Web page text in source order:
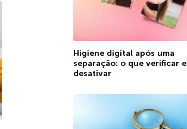
Higiene digital após uma
separação: o que verificar e
desativar